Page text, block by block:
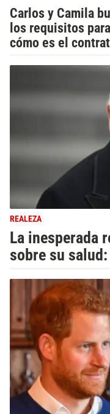
Carlos y Camila
los requisitos
cómo es el
REALEZA
La inesperada
sobre su